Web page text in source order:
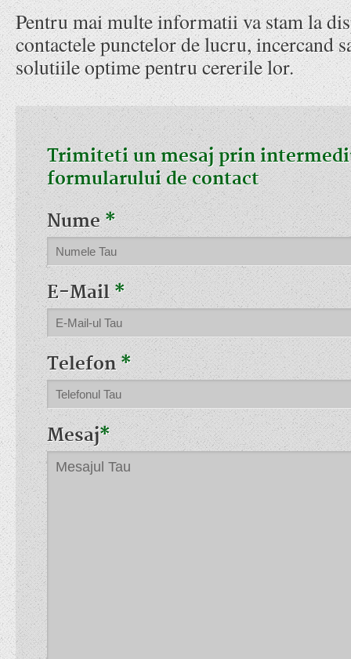
Pentru mai multe informatii va stam la
contactele punctelor de lucru, incercand
solutiile optime pentru cererile lor.
Trimiteti un mesaj prin
formularului de contact
Nume*
E-Mail*
Telefon*
Mesaj*